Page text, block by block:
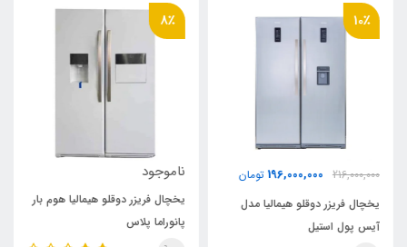
10٪
216,000,000
196,000,000 تومان
یخچال فریزر دوقلو هیمالیا مدل
آیس پول استیل
8٪
ناموجود
یخچال فریزر دوقلو هیمالیا هوم بار
پانوراما پلاس